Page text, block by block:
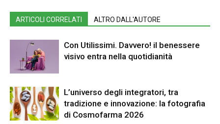
ARTICOLI CORRELATI ALTRO DALL'AUTORE
Con Utilissimi. Davvero! il benessere
visivo entra nella quotidianità
L’universo degli integratori, tra
tradizione e innovazione: la fotografia
di Cosmofarma 2026